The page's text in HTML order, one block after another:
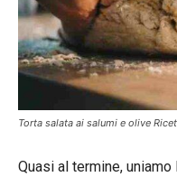
Torta salata ai salumi e olive
Quasi al termine,